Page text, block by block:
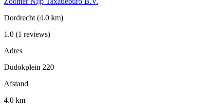
Dordrecht (4.0 km)
1.0 (1 reviews)
Adres
Dudokplein 220
Afstand
4.0 km